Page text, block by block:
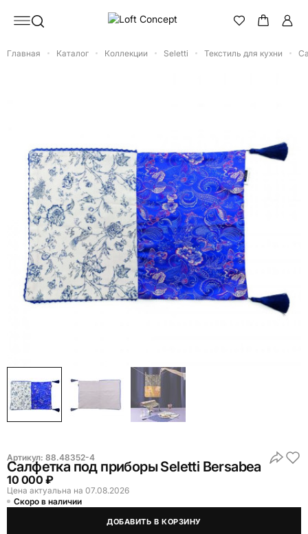
Главная Каталог Коллекции Seletti Текстиль для кухни
Артикул: 88.48352-4
Салфетка под приборы Seletti Bersabea
10 000 ₽
Цена актуальна на 07.08.2026
Скоро в наличии
ДОБАВИТЬ В КОРЗИНУ